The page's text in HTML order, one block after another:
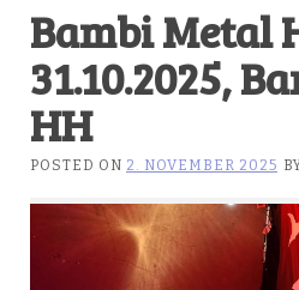
Bambi Metal
31.10.2025,
HH
POSTED ON 2. NOVEMBER 2025